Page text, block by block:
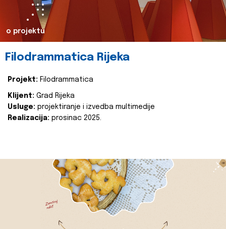
o projektu
Filodrammatica Rijeka
Projekt: Filodrammatica
Klijent: Grad Rijeka
Usluge: projektiranje i izvedba multimedije
Realizacija: prosinac 2025.